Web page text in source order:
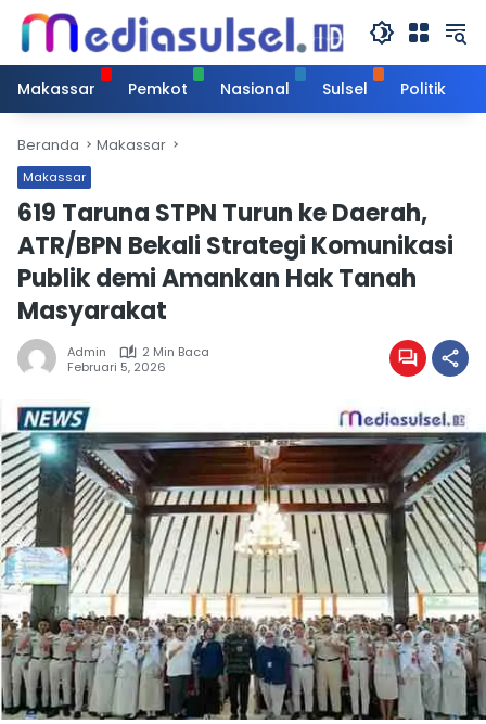
Langsung
konten
Makassar
Pemkot Nasional Sulsel Politik
Beranda Makassar
Makassar
619 Taruna STPN Turun ke Daerah,
ATR/BPN Bekali Strategi Komunikasi
Publik demi Amankan Hak Tanah
Masyarakat
Admin
2 Min Baca
Februari 5, 2026